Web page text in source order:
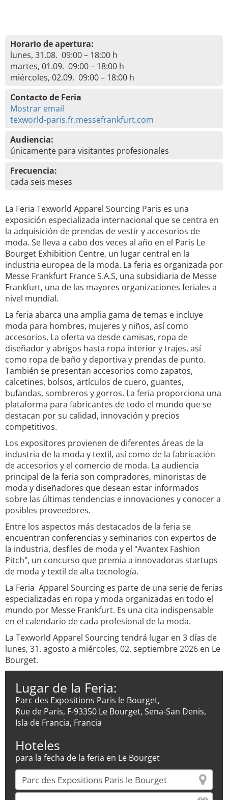
Horario de apertura:
lunes, 31.08. 09:00 – 18:00 h
martes, 01.09. 09:00 – 18:00 h
miércoles, 02.09. 09:00 – 18:00 h
Contacto de Feria
Mostrar email
texworld-paris.fr.messefrankfurt.com
Audiencia:
únicamente para visitantes profesionales
Frecuencia:
cada seis meses
La Feria Texworld Apparel Sourcing Paris es una
exposición especializada internacional que se centra en
la adquisición de prendas de vestir y accesorios de
moda. Se lleva a cabo dos veces al año en el Paris Le
Bourget Exhibition Centre, un lugar central en la
industria europea de la moda. La feria es organizada por
Messe Frankfurt France S.A.S, una subsidiaria de Messe
Frankfurt, una de las mayores organizaciones feriales a
nivel mundial.
La feria abarca una amplia gama de temas e incluye
moda para hombres, mujeres y niños, así como
accesorios. La oferta va desde camisas, ropa de
diseñador y abrigos hasta ropa interior y trajes, así
como ropa de baño y deportiva y prendas de punto.
También se presentan accesorios como zapatos,
calcetines, bolsos, artículos de cuero, guantes,
bufandas, sombreros y gorros. La feria proporciona una
plataforma para fabricantes de todo el mundo que se
destacan por su calidad, innovación y precios
competitivos.
Los expositores provienen de diferentes áreas de la
industria de la moda y textil, así como de la fabricación
de accesorios y el comercio de moda. La audiencia
principal de la feria son compradores, minoristas de
moda y diseñadores que desean estar informados
sobre las últimas tendencias e innovaciones y conocer a
posibles proveedores.
Entre los aspectos más destacados de la feria se
encuentran conferencias y seminarios con expertos de
la industria, desfiles de moda y el "Avantex Fashion
Pitch", un concurso que premia a innovadoras startups
de moda y textil de alta tecnología.
La Feria Apparel Sourcing es parte de una serie de ferias
especializadas en ropa y moda organizadas en todo el
mundo por Messe Frankfurt. Es una cita indispensable
en el calendario de cada profesional de la moda.
La Texworld Apparel Sourcing tendrá lugar en 3 días de
lunes, 31. agosto a miércoles, 02. septiembre 2026 en Le
Bourget.
Lugar de la Feria:
Parc des Expositions Paris le Bourget,
Rue de Paris, F-93350 Le Bourget, Sena-San Denis,
Isla de Francia, Francia
Hoteles
para la fecha de la feria en Le Bourget